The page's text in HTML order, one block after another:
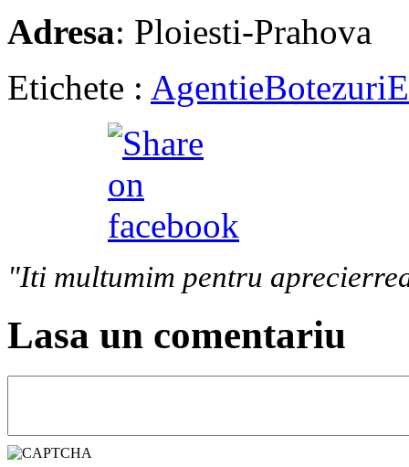
Adresa: Ploiesti-Prahova
Etichete : AgentieBotezuri
"Iti multumim pentru
Lasa un comentariu